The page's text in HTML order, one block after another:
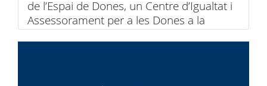
de l’Espai de Dones, un Centre d’Igualtat i
Assessorament per a les Dones a la
comarca d’Inca